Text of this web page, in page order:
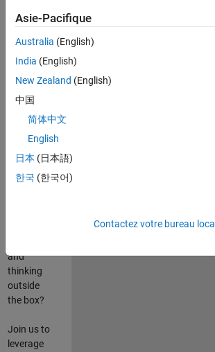
Résumé
du
poste
Are you
about
state-of-
the-art
Do you
and
thinking
outside
the box?
Join us to
leverage
Asie-Pacifique
Australia (English)
India (English)
New Zealand (English)
中国
简体中文
English
日本 (日本語)
한국 (한국어)
Contactez votre bureau local